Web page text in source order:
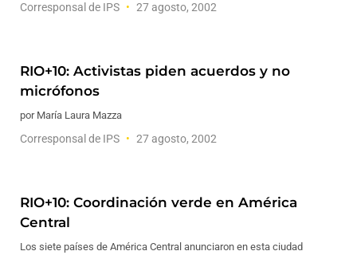
Corresponsal de IPS 27 agosto, 2002
RIO+10: Activistas piden acuerdos y no
micrófonos
por María Laura Mazza
Corresponsal de IPS 27 agosto, 2002
RIO+10: Coordinación verde en América
Central
Los siete países de América Central anunciaron en esta ciudad